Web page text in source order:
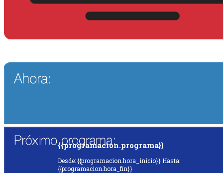
{{programacion.programa}}
Desde: {{programacion.hora_inicio}} Hasta:
{{programacion.hora_fin}}